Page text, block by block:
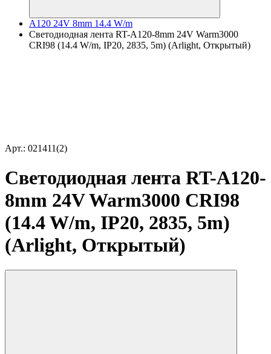
A120 24V 8mm 14.4 W/m
Светодиодная лента RT-A120-8mm 24V Warm3000
CRI98 (14.4 W/m, IP20, 2835, 5m) (Arlight, Открытый)
Арт.: 021411(2)
Светодиодная лента RT-A120-
8mm 24V Warm3000 CRI98
(14.4 W/m, IP20, 2835, 5m)
(Arlight, Открытый)